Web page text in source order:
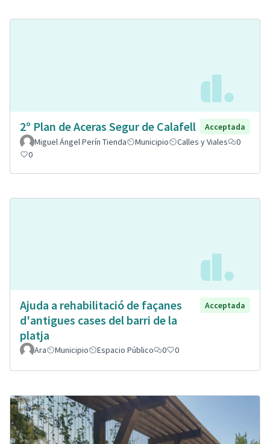
2º Plan de Aceras Segur de Calafell
Acceptada
Miguel Ángel Perín Tienda
Municipio Calles y Viales
0
0
Ajuda a rehabilitació de façanes
d'antigues cases del barri de la
platja
Acceptada
Ara Municipio Espacio Público 0 0